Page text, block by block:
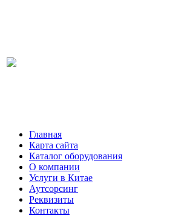
Главная
Карта сайта
Каталог оборудования
О компании
Услуги в Китае
Аутсорсинг
Реквизиты
Контакты